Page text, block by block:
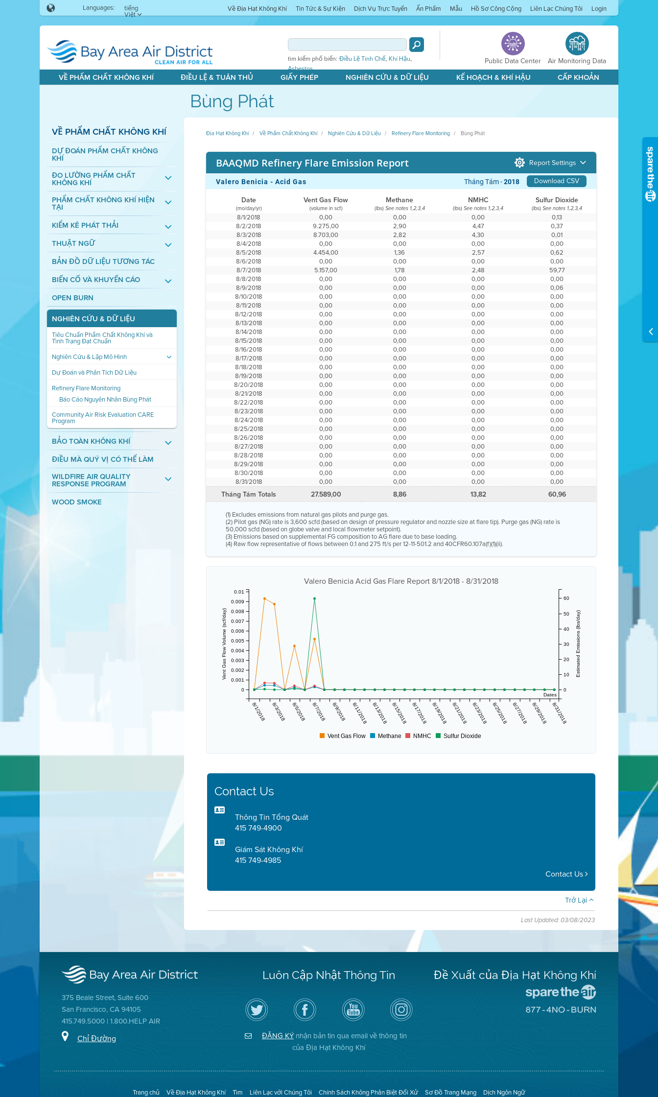
Languages: tiếng
Việt
Về Địa Hạt Không Khí Tin Tức & Sự Kiện Dịch Vụ Trực Tuyến Ấn Phẩm Mẫu Hồ Sơ Công Cộng Liên Lạc Chúng Tôi Login
tìm kiếm phổ biến: Điều Lệ Tinh Chế, Khí Hậu,
Asbestos
Public Data Center Air Monitoring Data
VỀ PHẨM CHẤT KHÔNG KHÍ ĐIỀU LỆ & TUÂN THỦ GIẤY PHÉP NGHIÊN CỨU & DỮ LIỆU KẾ HOẠCH & KHÍ HẬU CẤP KHOẢN
Bùng Phát
VỀ PHẨM CHẤT KHÔNG KHÍ
DỰ ĐOÁN PHẨM CHẤT KHÔNG
KHÍ
ĐO LƯỜNG PHẨM CHẤT
KHÔNG KHÍ
PHẨM CHẤT KHÔNG KHÍ HIỆN
TẠI
KIỂM KÊ PHÁT THẢI
THUẬT NGỮ
BẢN ĐỒ DỮ LIỆU TƯƠNG TÁC
BIẾN CỐ VÀ KHUYẾN CÁO
OPEN BURN
NGHIÊN CỨU & DỮ LIỆU
Tiêu Chuẩn Phẩm Chất Không Khí và
Tình Trạng Đạt Chuẩn
Nghiên Cứu & Lập Mô Hình
Dự Đoán và Phân Tích Dữ Liệu
Refinery Flare Monitoring
Báo Cáo Nguyên Nhân Bùng Phát
Community Air Risk Evaluation CARE
Program
BẢO TOÀN KHÔNG KHÍ
ĐIỀU MÀ QUÝ VỊ CÓ THỂ LÀM
WILDFIRE AIR QUALITY
RESPONSE PROGRAM
WOOD SMOKE
Địa Hạt Không Khí Về Phẩm Chất Không Khí Nghiên Cứu & Dữ Liệu Refinery Flare Monitoring Bùng Phát
BAAQMD Refinery Flare Emission Report Report Settings
Valero Benicia - Acid Gas Download CSV
Tháng Tám -2018
Date Vent Gas Flow Methane NMHC Sulfur Dioxide
(mo/day/yr) (volume in scf) (lbs) See notes 1,2,3,4 (lbs)See notes 1,2,3,4 (lbs)See notes 1,2,3,4
8/1/2018 0,00 0,00 0,00
0,13
8/2/2018
9.275,00 2,90 4,47
0,37
8/3/2018
8.703,00 2,82 4,30
0,01
8/4/2018
0,00 0,00 0,00
0,00
8/5/2018
4.454,00 1,36 2,57
0,62
8/6/2018
0,00 0,00 0,00
0,00
8/7/2018
5.157,00 1,78 2,48
59,77
8/8/2018
0,00 0,00 0,00
0,00
8/9/2018
0,00 0,00 0,00
0,06
8/10/2018
0,00 0,00 0,00
0,00
8/11/2018
0,00 0,00 0,00
0,00
8/12/2018
0,00 0,00 0,00
0,00
8/13/2018
0,00 0,00 0,00
0,00
8/14/2018
0,00 0,00 0,00
0,00
8/15/2018
0,00 0,00 0,00
0,00
8/16/2018
0,00 0,00 0,00
0,00
8/17/2018
0,00 0,00 0,00
0,00
8/18/2018
0,00 0,00 0,00
0,00
8/19/2018
0,00 0,00 0,00
0,00
8/20/2018
0,00 0,00 0,00
0,00
8/21/2018
0,00 0,00 0,00
0,00
8/22/2018
0,00 0,00 0,00
0,00
8/23/2018
0,00 0,00 0,00
0,00
8/24/2018
0,00 0,00 0,00
0,00
8/25/2018
0,00 0,00 0,00
0,00
8/26/2018
0,00 0,00 0,00
0,00
8/27/2018
0,00 0,00 0,00
0,00
8/28/2018
0,00 0,00 0,00
0,00
8/29/2018
0,00 0,00 0,00
0,00
8/30/2018
0,00 0,00 0,00
0,00
8/31/2018
0,00 0,00 0,00 0,00
Tháng Tám Totals 27.589,00 8,86 13,82 60,96
(1) Excludes emissions from natural gas pilots and purge gas.
(2) Pilot gas (NG) rate is 3,600 scfd (based on design of pressure regulator and nozzle size at flare tip). Purge gas (NG) rate is
50,000 scfd (based on globe valve and local flowmeter setpoint).
(3) Emissions based on supplemental FG composition to AG flare due to base loading.
(4) Raw flow representative of flows between 0.1 and 275 ft/s per 12-11-501.2 and 40CFR60.107a(f)(1)(ii).
Valero Benicia Acid Gas Flare Report 8/1/2018 - 8/31/2018
Dates
8/1/2018 8/3/2018 8/5/2018 8/7/2018 8/9/2018 8/11/2018 8/13/2018 8/15/2018 8/17/2018 8/19/2018 8/21/2018 8/23/2018 8/25/2018 8/27/2018 8/29/2018 8/31/2018
Vent Gas Flow Volume (scf/day)
0
0.001
0.002
0.003
0.004
0.005
0.006
0.007
0.008
0.009
0.01
Estimated Emissions (lbs/day)
0
10
20
30
40
50
60
Vent Gas Flow Methane NMHC Sulfur Dioxide
Contact Us
Thông Tin Tổng Quát
415 749-4900
Giám Sát Không Khí
415 749-4985
Contact Us
Trở Lại
Last Updated: 03/08/2023
375 Beale Street, Suite 600
San Francisco, CA 94105
415.749.5000 | 1.800.HELP AIR
Chỉ Đường
Luôn Cập Nhật Thông Tin
Hãy
theo
dõi
Địa
Không
Truy
cập
Trang
Facebook
Địa
Hạt
Kênh
YouTube
của
Địa
Không
Air
District
on
Instagram
ĐĂNG KÝnhận bản tin qua email về thông tin
của Địa Hạt Không Khí
Đề Xuất của Địa Hạt Không Khí
Trang
Không
(Không
Trang chủ Về Địa Hạt Không Khí Tìm Liên Lạc với Chúng Tôi Chính Sách Không Phân Biệt Đối Xử Sơ Đồ Trang Mạng Dịch Ngôn Ngữ